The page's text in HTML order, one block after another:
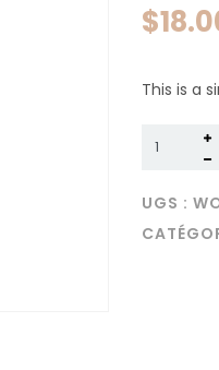
$
This is a
quantité
de
Shirt
with
UGS :